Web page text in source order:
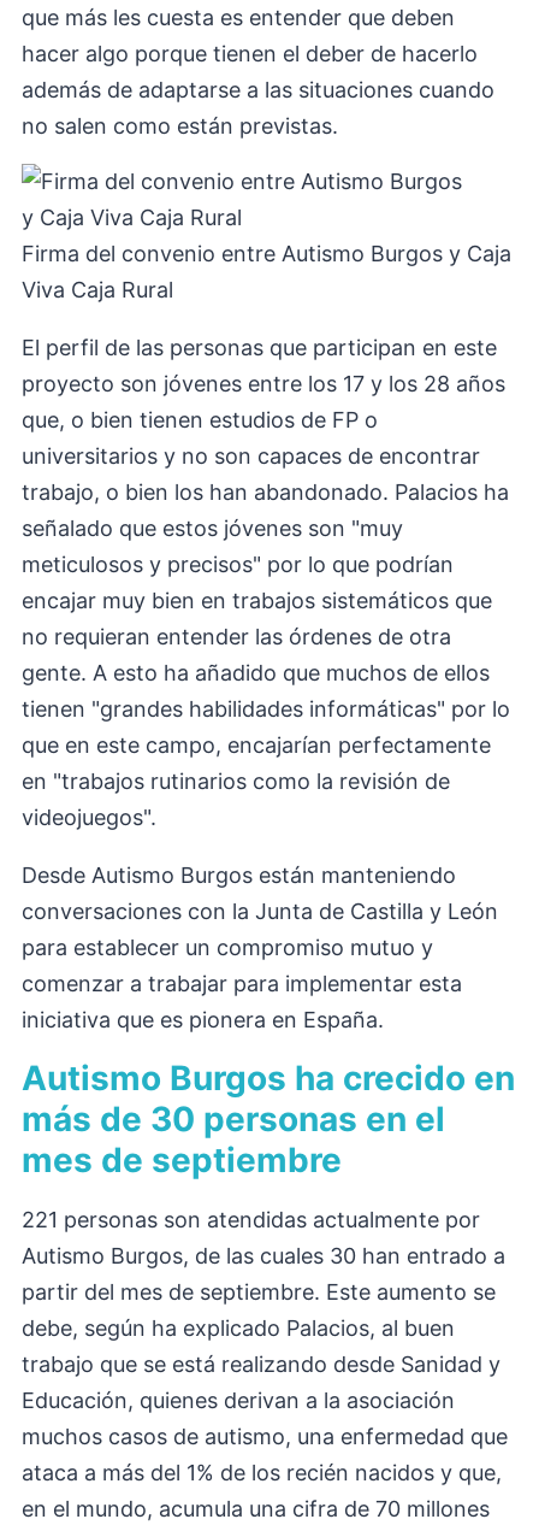
que más les cuesta es entender que deben
hacer algo porque tienen el deber de hacerlo
además de adaptarse a las situaciones cuando
no salen como están previstas.
Firma del convenio entre Autismo Burgos y Caja
Viva Caja Rural
El perfil de las personas que participan en este
proyecto son jóvenes entre los 17 y los 28 años
que, o bien tienen estudios de FP o
universitarios y no son capaces de encontrar
trabajo, o bien los han abandonado. Palacios ha
señalado que estos jóvenes son "muy
meticulosos y precisos" por lo que podrían
encajar muy bien en trabajos sistemáticos que
no requieran entender las órdenes de otra
gente. A esto ha añadido que muchos de ellos
tienen "grandes habilidades informáticas" por lo
que en este campo, encajarían perfectamente
en "trabajos rutinarios como la revisión de
videojuegos".
Desde Autismo Burgos están manteniendo
conversaciones con la Junta de Castilla y León
para establecer un compromiso mutuo y
comenzar a trabajar para implementar esta
iniciativa que es pionera en España.
Autismo Burgos ha crecido en
más de 30 personas en el
mes de septiembre
221 personas son atendidas actualmente por
Autismo Burgos, de las cuales 30 han entrado a
partir del mes de septiembre. Este aumento se
debe, según ha explicado Palacios, al buen
trabajo que se está realizando desde Sanidad y
Educación, quienes derivan a la asociación
muchos casos de autismo, una enfermedad que
ataca a más del 1% de los recién nacidos y que,
en el mundo, acumula una cifra de 70 millones